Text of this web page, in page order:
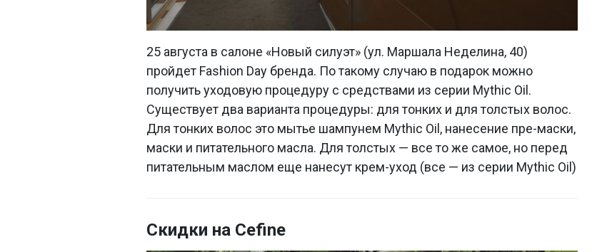
25 августа в салоне «Новый силуэт» (ул. Маршала Неделина, 40)
пройдет Fashion Day бренда. По такому случаю в подарок можно
получить уходовую процедуру с средствами из серии Mythic Oil.
Существует два варианта процедуры: для тонких и для толстых волос.
Для тонких волос это мытье шампунем Mythic Oil, нанесение пре-маски,
маски и питательного масла. Для толстых — все то же самое, но перед
питательным маслом еще нанесут крем-уход (все — из серии Mythic Oil)
Скидки на Cefine